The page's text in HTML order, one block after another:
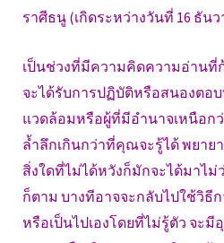
ราศีธนู (เกิดระหว่างวันที่ 16 ธัน
เป็นช่วงที่มีความคิดความอ่านที่
จะได้รับการปฏิบัติหรือสนองตอ
แวดล้อมหรือผู้ที่มีอำนาจเหนือกว่
ล้ำลึกเกินกว่าที่คุณจะรู้ได้ พยาย
สิ่งใดที่ไม่ได้หวังก็มักจะได้มาไ
ก็ตาม บางทีอาจจะกลับไปใช้วิธี
หรือเป็นไปเองโดยที่ไม่รู้ตัว จะ